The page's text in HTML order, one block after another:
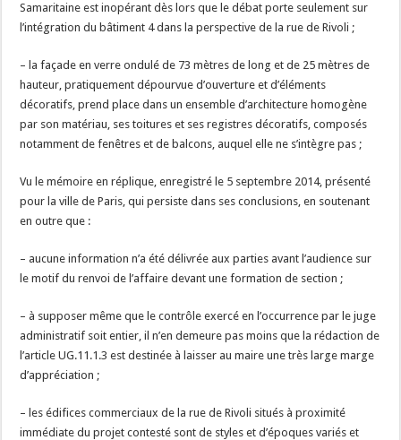
Samaritaine est inopérant dès lors que le débat porte seulement sur
l’intégration du bâtiment 4 dans la perspective de la rue de Rivoli ;
– la façade en verre ondulé de 73 mètres de long et de 25 mètres de
hauteur, pratiquement dépourvue d’ouverture et d’éléments
décoratifs, prend place dans un ensemble d’architecture homogène
par son matériau, ses toitures et ses registres décoratifs, composés
notamment de fenêtres et de balcons, auquel elle ne s’intègre pas ;
Vu le mémoire en réplique, enregistré le 5 septembre 2014, présenté
pour la ville de Paris, qui persiste dans ses conclusions, en soutenant
en outre que :
– aucune information n’a été délivrée aux parties avant l’audience sur
le motif du renvoi de l’affaire devant une formation de section ;
– à supposer même que le contrôle exercé en l’occurrence par le juge
administratif soit entier, il n’en demeure pas moins que la rédaction de
l’article UG.11.1.3 est destinée à laisser au maire une très large marge
d’appréciation ;
– les édifices commerciaux de la rue de Rivoli situés à proximité
immédiate du projet contesté sont de styles et d’époques variés et